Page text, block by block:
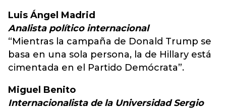
Luis Ángel Madrid
Analista político internacional
“Mientras la campaña de Donald Trump se
basa en una sola persona, la de Hillary está
cimentada en el Partido Demócrata”.
Miguel Benito
Internacionalista de la Universidad Sergio